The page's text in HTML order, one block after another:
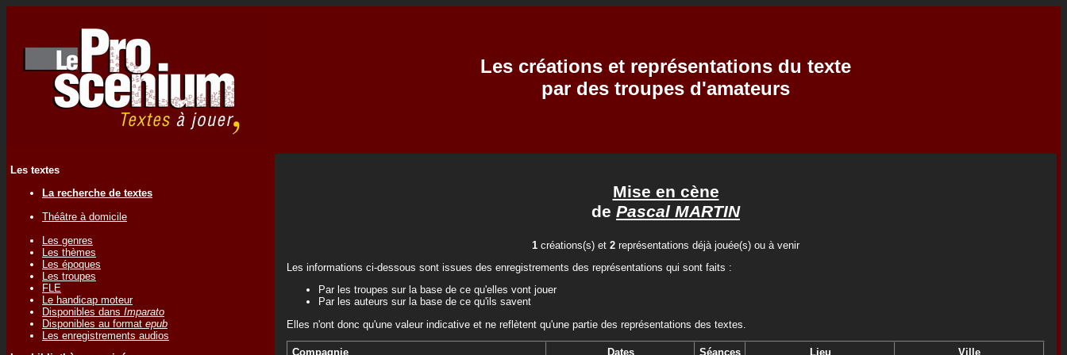
Les créations et représentations du texte
par des troupes d'amateurs
Les textes
La recherche de textes
Théâtre à domicile
Les genres
Les thèmes
Les époques
Les troupes
FLE
Le handicap moteur
Disponibles dans Imparato
Disponibles au format epub
Les enregistrements audios
Mise en cène
de Pascal MARTIN
1 créations(s) et 2 représentations déjà jouée(s) ou à venir
Les informations ci-dessous sont issues des enregistrements des représentations qui sont faits :
Par les troupes sur la base de ce qu'elles vont jouer
Par les auteurs sur la base de ce qu'ils savent
Elles n'ont donc qu'une valeur indicative et ne reflètent qu'une partie des représentations des textes.
Compagnie Dates Séances Lieu
Ville